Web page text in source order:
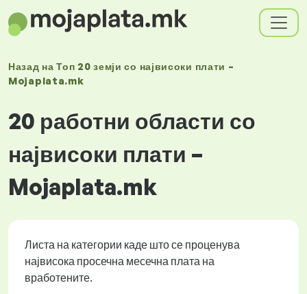
Назад наТоп 20 земји со највисоки плати –
Mojaplata.mk
20 работни области со
највисоки плати –
Mojaplata.mk
Листа на категории каде што се проценува
највисока просечна месечна плата на
вработените.